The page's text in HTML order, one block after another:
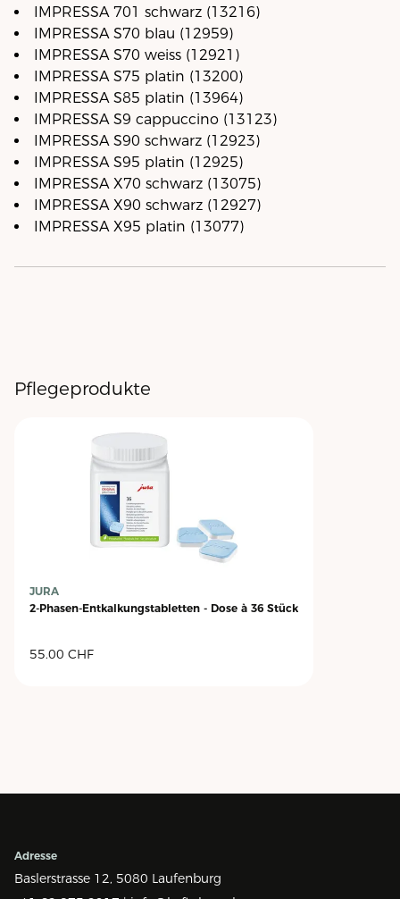
IMPRESSA 701 schwarz (13216)
IMPRESSA S70 blau (12959)
IMPRESSA S70 weiss (12921)
IMPRESSA S75 platin (13200)
IMPRESSA S85 platin (13964)
IMPRESSA S9 cappuccino (13123)
IMPRESSA S90 schwarz (12923)
IMPRESSA S95 platin (12925)
IMPRESSA X70 schwarz (13075)
IMPRESSA X90 schwarz (12927)
IMPRESSA X95 platin (13077)
Pflegeprodukte
JURA
2-Phasen-Entkalkungstabletten - Dose à 36 Stück
55.00 CHF
Adresse
Baslerstrasse 12, 5080 Laufenburg